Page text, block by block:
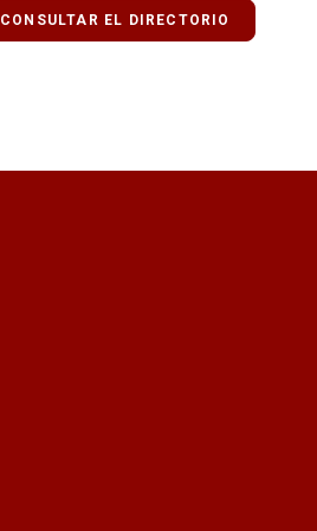
CONSULTAR EL DIRECTORIO